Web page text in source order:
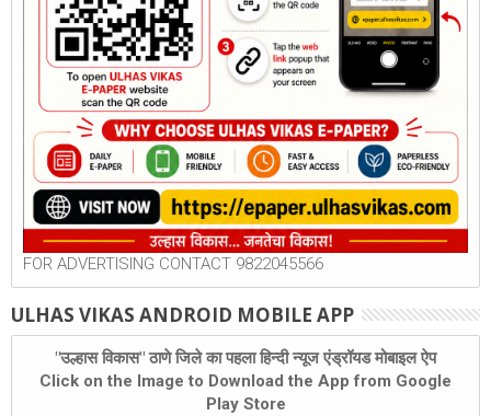
FOR ADVERTISING CONTACT 9822045566
ULHAS VIKAS ANDROID MOBILE APP
"उल्हास विकास" ठाणे जिले का पहला हिन्दी न्यूज एंड्रॉयड मोबाइल ऐप
Click on the Image to Download the App from Google
Play Store